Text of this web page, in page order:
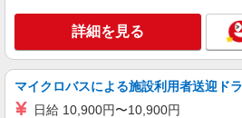
詳細を見る
マイクロバスによる施設利用者送迎ド
日給 10,900円〜10,900円